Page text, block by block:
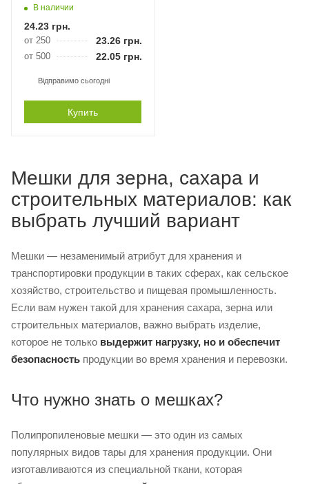
В наличии
24.23 грн.
от 250 23.26 грн.
от 500 22.05 грн.
Відправимо сьогодні
Купить
Мешки для зерна, сахара и
строительных материалов: как
выбрать лучший вариант
Мешки — незаменимый атрибут для хранения и
транспортировки продукции в таких сферах, как сельское
хозяйство, строительство и пищевая промышленность.
Если вам нужен такой для хранения сахара, зерна или
строительных материалов, важно выбрать изделие,
которое не только выдержит нагрузку, но и обеспечит
безопасность продукции во время хранения и перевозки.
Что нужно знать о мешках?
Полипропиленовые мешки — это один из самых
популярных видов тары для хранения продукции. Они
изготавливаются из специальной ткани, которая